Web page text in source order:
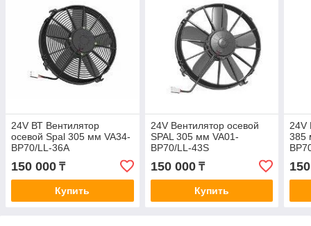
24V ВТ Вентилятор
осевой Spal 305 мм VA34-
BP70/LL-36A
150 000 ₸
Купить
24V Вентилятор осевой
SPAL 305 мм VA01-
BP70/LL-43S
150 000₸
Купить
24V
385